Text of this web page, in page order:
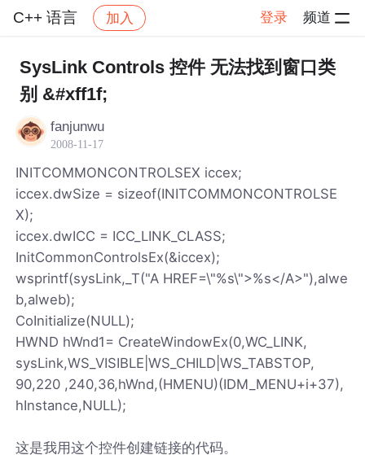
C++ 语言 加入 登录 频道
社区 C++ 语言 帖子详情
SysLink Controls 控件 无法找到窗口类
别 &#xff1f;
fanjunwu
2008-11-17
INITCOMMONCONTROLSEX iccex;
iccex.dwSize = sizeof(INITCOMMONCONTROLSE
X);
iccex.dwICC = ICC_LINK_CLASS;
InitCommonControlsEx(&iccex);
wsprintf(sysLink,_T("A HREF=\"%s\">%s</A>"),alwe
b,alweb);
CoInitialize(NULL);
HWND hWnd1= CreateWindowEx(0,WC_LINK,
sysLink,WS_VISIBLE|WS_CHILD|WS_TABSTOP,
90,220 ,240,36,hWnd,(HMENU)(IDM_MENU+i+37),
hInstance,NULL);
这是我用这个控件创建链接的代码。